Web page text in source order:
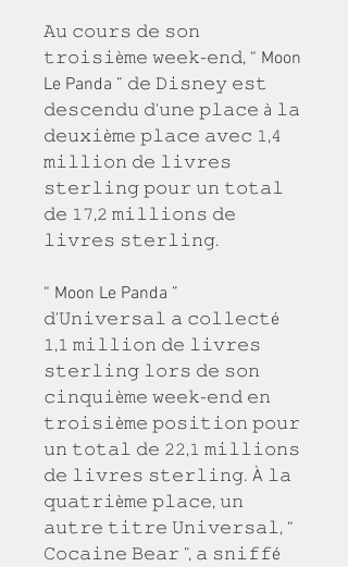
𝙰𝚞 𝚌𝚘𝚞𝚛𝚜 𝚍𝚎 𝚜𝚘𝚗
𝚝𝚛𝚘𝚒𝚜𝚒è𝚖𝚎 𝚠𝚎𝚎𝚔-𝚎𝚗𝚍, “ Moon
Le Panda ” 𝚍𝚎 𝙳𝚒𝚜𝚗𝚎𝚢 𝚎𝚜𝚝
𝚍𝚎𝚜𝚌𝚎𝚗𝚍𝚞 𝚍'𝚞𝚗𝚎 𝚙𝚕𝚊𝚌𝚎 à 𝚕𝚊
𝚍𝚎𝚞𝚡𝚒è𝚖𝚎 𝚙𝚕𝚊𝚌𝚎 𝚊𝚟𝚎𝚌 𝟷,𝟺
𝚖𝚒𝚕𝚕𝚒𝚘𝚗 𝚍𝚎 𝚕𝚒𝚟𝚛𝚎𝚜
𝚜𝚝𝚎𝚛𝚕𝚒𝚗𝚐 𝚙𝚘𝚞𝚛 𝚞𝚗 𝚝𝚘𝚝𝚊𝚕
𝚍𝚎 𝟷𝟽,𝟸 𝚖𝚒𝚕𝚕𝚒𝚘𝚗𝚜 𝚍𝚎
𝚕𝚒𝚟𝚛𝚎𝚜 𝚜𝚝𝚎𝚛𝚕𝚒𝚗𝚐.
“ Moon Le Panda ”
𝚍'𝚄𝚗𝚒𝚟𝚎𝚛𝚜𝚊𝚕 𝚊 𝚌𝚘𝚕𝚕𝚎𝚌𝚝é
𝟷,𝟷 𝚖𝚒𝚕𝚕𝚒𝚘𝚗 𝚍𝚎 𝚕𝚒𝚟𝚛𝚎𝚜
𝚜𝚝𝚎𝚛𝚕𝚒𝚗𝚐 𝚕𝚘𝚛𝚜 𝚍𝚎 𝚜𝚘𝚗
𝚌𝚒𝚗𝚚𝚞𝚒è𝚖𝚎 𝚠𝚎𝚎𝚔-𝚎𝚗𝚍 𝚎𝚗
𝚝𝚛𝚘𝚒𝚜𝚒è𝚖𝚎 𝚙𝚘𝚜𝚒𝚝𝚒𝚘𝚗 𝚙𝚘𝚞𝚛
𝚞𝚗 𝚝𝚘𝚝𝚊𝚕 𝚍𝚎 𝟸𝟸,𝟷 𝚖𝚒𝚕𝚕𝚒𝚘𝚗𝚜
𝚍𝚎 𝚕𝚒𝚟𝚛𝚎𝚜 𝚜𝚝𝚎𝚛𝚕𝚒𝚗𝚐. À 𝚕𝚊
𝚚𝚞𝚊𝚝𝚛𝚒è𝚖𝚎 𝚙𝚕𝚊𝚌𝚎, 𝚞𝚗
𝚊𝚞𝚝𝚛𝚎 𝚝𝚒𝚝𝚛𝚎 𝚄𝚗𝚒𝚟𝚎𝚛𝚜𝚊𝚕, “
𝙲𝚘𝚌𝚊𝚒𝚗𝚎 𝙱𝚎𝚊𝚛 ”, 𝚊 𝚜𝚗𝚒𝚏𝚏é